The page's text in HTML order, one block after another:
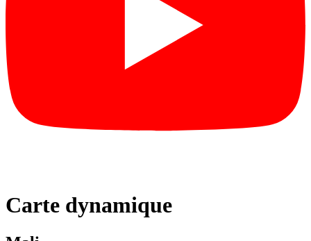
Carte dynamique